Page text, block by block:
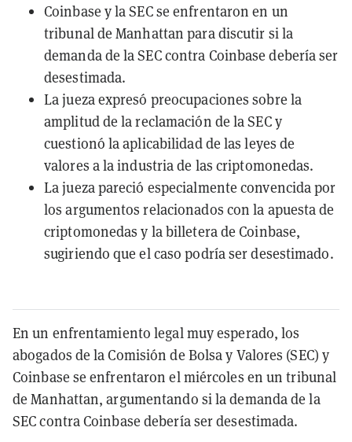
Coinbase y la SEC se enfrentaron en un
tribunal de Manhattan para discutir si la
demanda de la SEC contra Coinbase debería ser
desestimada.
La jueza expresó preocupaciones sobre la
amplitud de la reclamación de la SEC y
cuestionó la aplicabilidad de las leyes de
valores a la industria de las criptomonedas.
La jueza pareció especialmente convencida por
los argumentos relacionados con la apuesta de
criptomonedas y la billetera de Coinbase,
sugiriendo que el caso podría ser desestimado.
En un enfrentamiento legal muy esperado, los
abogados de la Comisión de Bolsa y Valores (SEC) y
Coinbase se enfrentaron el miércoles en un tribunal
de Manhattan, argumentando si la demanda de la
SEC contra Coinbase debería ser desestimada.